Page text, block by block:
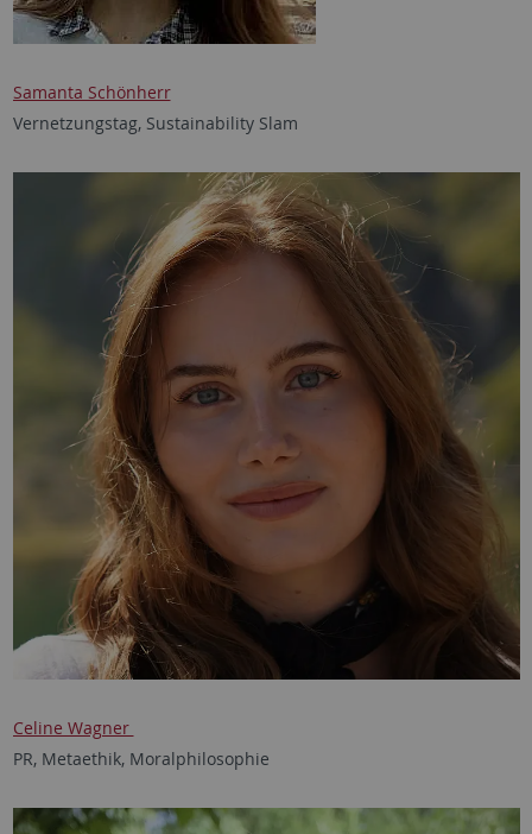
Samanta Schönherr
Vernetzungstag, Sustainability Slam
Celine Wagner
PR, Metaethik, Moralphilosophie